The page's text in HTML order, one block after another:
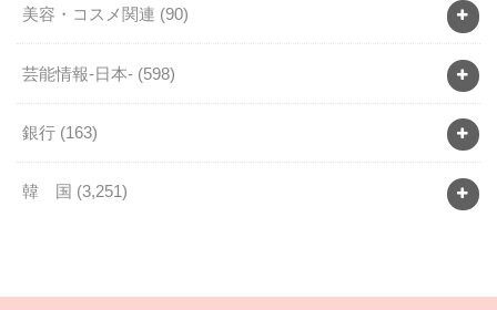
美容・コスメ関連 (90)
芸能情報-日本- (598)
銀行 (163)
韓 国 (3,251)